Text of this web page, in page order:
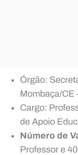
Órgão:
Mombaça/CE
Cargo:
de Apoio
Número de
Professor e